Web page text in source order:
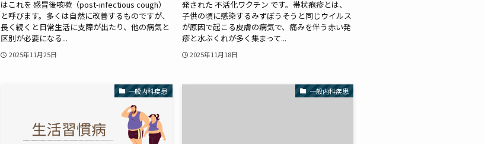
はこれを 感冒後咳嗽（post-infectious cough）
と呼びます。多くは自然に改善するものですが、
長く続くと日常生活に支障が出たり、他の病気と
区別が必要になる...
2025年11月25日
発された 不活化ワクチン です。帯状疱疹とは、
子供の頃に感染するみずぼうそうと同じウイルス
が原因で起こる皮膚の病気で、痛みを伴う赤い発
疹と水ぶくれが多く集まって...
2025年11月18日
一般内科疾患 一般内科疾患